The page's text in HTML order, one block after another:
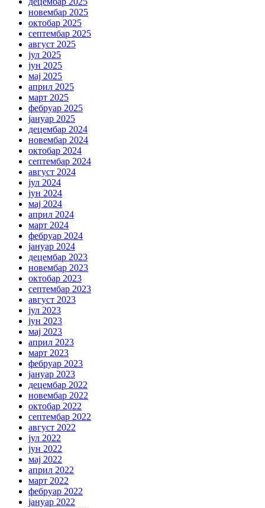
новембар 2025
октобар 2025
септембар 2025
август 2025
јул 2025
јун 2025
мај 2025
април 2025
март 2025
фебруар 2025
јануар 2025
децембар 2024
новембар 2024
октобар 2024
септембар 2024
август 2024
јул 2024
јун 2024
мај 2024
април 2024
март 2024
фебруар 2024
јануар 2024
децембар 2023
новембар 2023
октобар 2023
септембар 2023
август 2023
јул 2023
јун 2023
мај 2023
април 2023
март 2023
фебруар 2023
јануар 2023
децембар 2022
новембар 2022
октобар 2022
септембар 2022
август 2022
јул 2022
јун 2022
мај 2022
април 2022
март 2022
фебруар 2022
јануар 2022